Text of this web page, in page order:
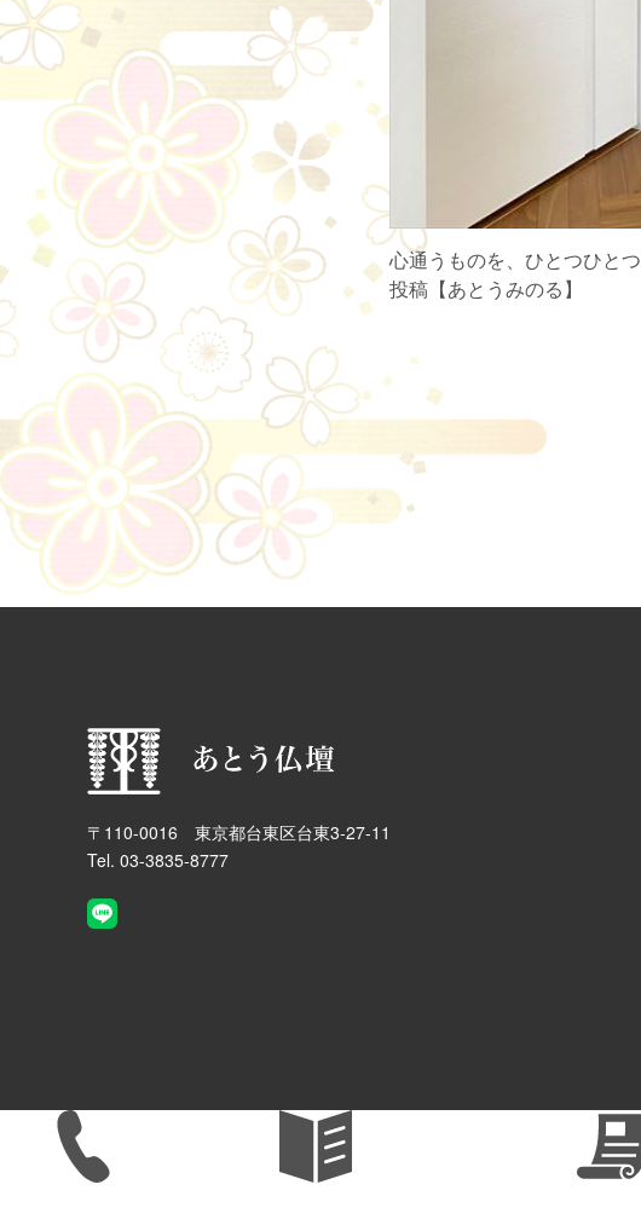
心通うものを、ひとつひとつ
投稿【あとうみのる】
〒110-0016 東京都台東区台東3-27-11
Tel. 03-3835-8777